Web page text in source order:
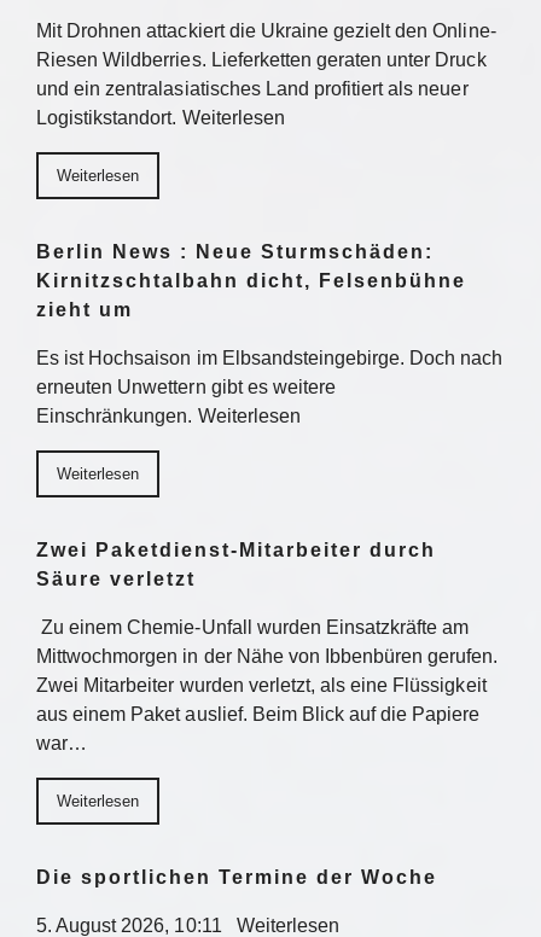
Mit Drohnen attackiert die Ukraine gezielt den Online-
Riesen Wildberries. Lieferketten geraten unter Druck
und ein zentralasiatisches Land profitiert als neuer
Logistikstandort. Weiterlesen
Weiterlesen
Berlin News : Neue Sturmschäden:
Kirnitzschtalbahn dicht, Felsenbühne
zieht um
Es ist Hochsaison im Elbsandsteingebirge. Doch nach
erneuten Unwettern gibt es weitere
Einschränkungen. Weiterlesen
Weiterlesen
Zwei Paketdienst-Mitarbeiter durch
Säure verletzt
Zu einem Chemie-Unfall wurden Einsatzkräfte am
Mittwochmorgen in der Nähe von Ibbenbüren gerufen.
Zwei Mitarbeiter wurden verletzt, als eine Flüssigkeit
aus einem Paket auslief. Beim Blick auf die Papiere
war…
Weiterlesen
Die sportlichen Termine der Woche
5. August 2026, 10:11 Weiterlesen